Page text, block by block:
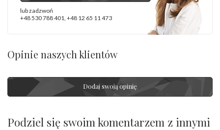
lub zadzwoń
+48 530 788 401 +48 12 65 11 473
Opinie naszych klientów
Dodaj swoją opinię
Podziel się swoim komentarzem z innymi